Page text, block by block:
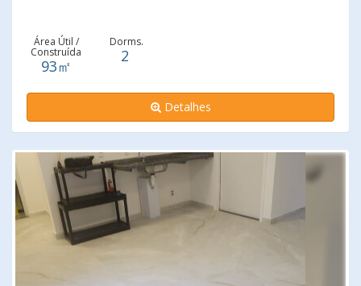
Área Útil /
Construída
93㎡
Dorms.
2
Detalhes